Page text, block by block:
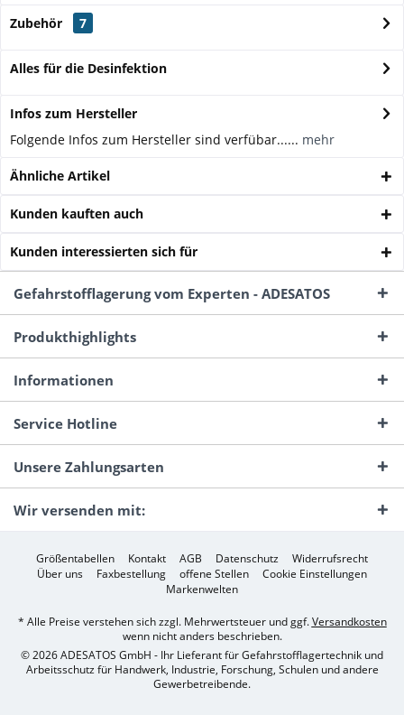
Zubehör 7
Alles für die Desinfektion
Infos zum Hersteller
Folgende Infos zum Hersteller sind verfübar...... mehr
Ähnliche Artikel
Kunden kauften auch
Kunden interessierten sich für
Gefahrstofflagerung vom Experten - ADESATOS
Produkthighlights
Informationen
Service Hotline
Unsere Zahlungsarten
Wir versenden mit:
Größentabellen Kontakt AGB Datenschutz
Widerrufsrecht
Über uns
Faxbestellung offene Stellen
Cookie Einstellungen
Markenwelten
* Alle Preise verstehen sich zzgl. Mehrwertsteuer und ggf.Versandkosten
wenn nicht anders beschrieben.
© 2026 ADESATOS GmbH - Ihr Lieferant für Gefahrstofflagertechnik und
Arbeitsschutz für Handwerk, Industrie, Forschung, Schulen und andere
Gewerbetreibende.